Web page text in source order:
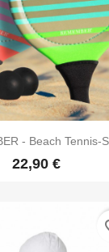
- Beach Tennis-
22,90 €